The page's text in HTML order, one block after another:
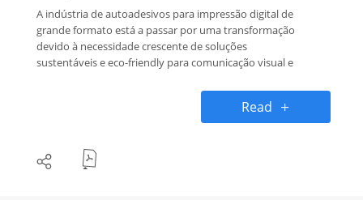
A indústria de autoadesivos para impressão digital de
grande formato está a passar por uma transformação
devido à necessidade crescente de soluções
sustentáveis e eco-friendly para comunicação visual e
pelo desenvolvimento de produtos inovadores PVC
Free com adesivos Solvent Free para diversas
aplicações. Na sua recente participação na feira
apresentou os seus produtos autoadesivos
Read